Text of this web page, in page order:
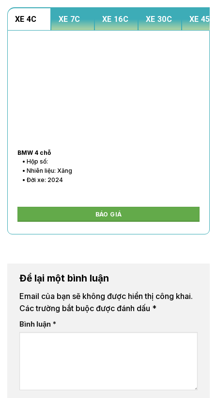
XE 4C XE 7C XE 16C XE 30C XE 45C
BMW 4 chỗ
• Hộp số:
• Nhiên liệu: Xăng
• Đời xe: 2024
BÁO GIÁ
Để lại một bình luận
Email của bạn sẽ không được hiển thị công khai.
Các trường bắt buộc được đánh dấu *
Bình luận *